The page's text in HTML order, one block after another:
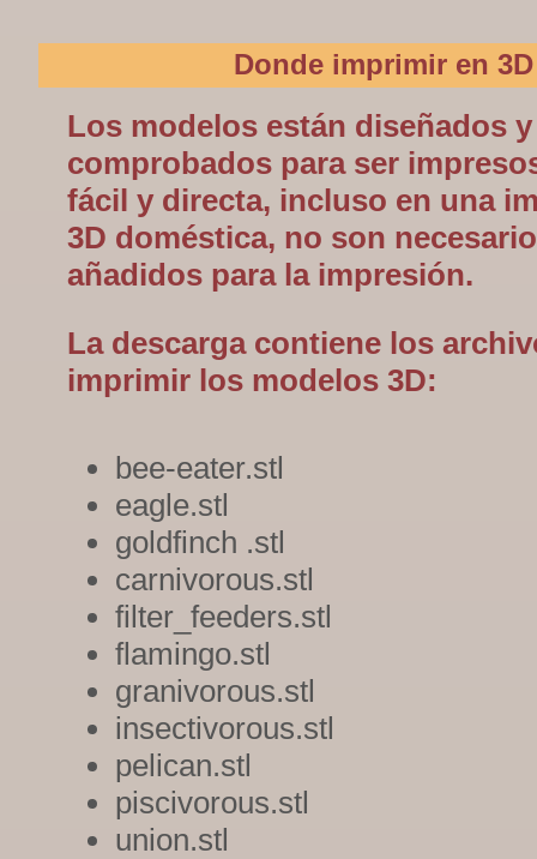
Donde imprimir en 3D
Los modelos están diseñados y
comprobados para ser
fácil y directa, incluso en una
3D doméstica, no son
añadidos para la impresión.
La descarga contiene los
imprimir los modelos 3D:
bee-eater.stl
eagle.stl
goldfinch .stl
carnivorous.stl
filter_feeders.stl
flamingo.stl
granivorous.stl
insectivorous.stl
pelican.stl
piscivorous.stl
union.stl